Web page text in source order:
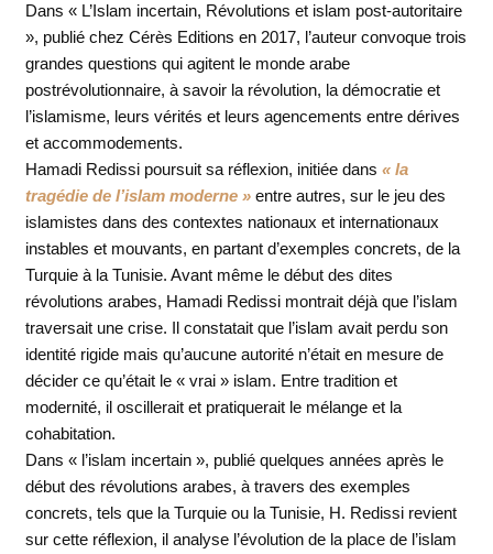
Dans « L’Islam incertain, Révolutions et islam post-autoritaire
», publié chez Cérès Editions en 2017, l’auteur convoque trois
grandes questions qui agitent le monde arabe
postrévolutionnaire, à savoir la révolution, la démocratie et
l’islamisme, leurs vérités et leurs agencements entre dérives
et accommodements.
Hamadi Redissi poursuit sa réflexion, initiée dans « la
tragédie de l’islam moderne »entre autres, sur le jeu des
islamistes dans des contextes nationaux et internationaux
instables et mouvants, en partant d’exemples concrets, de la
Turquie à la Tunisie. Avant même le début des dites
révolutions arabes, Hamadi Redissi montrait déjà que l’islam
traversait une crise. Il constatait que l’islam avait perdu son
identité rigide mais qu’aucune autorité n’était en mesure de
décider ce qu’était le « vrai » islam. Entre tradition et
modernité, il oscillerait et pratiquerait le mélange et la
cohabitation.
Dans « l’islam incertain », publié quelques années après le
début des révolutions arabes, à travers des exemples
concrets, tels que la Turquie ou la Tunisie, H. Redissi revient
sur cette réflexion, il analyse l’évolution de la place de l’islam